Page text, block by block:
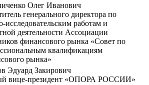
Олег Иванович
генерального директора по
исследовательским работам и
деятельности Ассоциации
финансового рынка «Совет по
квалификациям
рынка»
Эдуард Закирович
вице-президент «ОПОРА РОССИИ»